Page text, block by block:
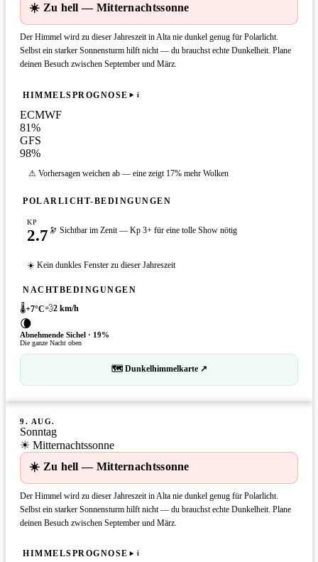
☀️ Zu hell — Mitternachtssonne
Der Himmel wird zu dieser Jahreszeit in Alta nie dunkel genug für Polarlicht.
Selbst ein starker Sonnensturm hilft nicht — du brauchst echte Dunkelheit. Plane
deinen Besuch zwischen September und März.
HIMMELSPROGNOSE i
ECMWF
81%
GFS
98%
⚠ Vorhersagen weichen ab — eine zeigt 17% mehr Wolken
POLARLICHT-BEDINGUNGEN
KP
2.7 🔭 Sichtbar im Zenit — Kp 3+ für eine tolle Show nötig
☀️ Kein dunkles Fenster zu dieser Jahreszeit
NACHTBEDINGUNGEN
🌡️+7°C💨2 km/h
🌘
Abnehmende Sichel · 19%
Die ganze Nacht oben
🗺 Dunkelhimmelkarte ↗
9. AUG.
Sonntag
☀ Mitternachtssonne
☀️ Zu hell — Mitternachtssonne
Der Himmel wird zu dieser Jahreszeit in Alta nie dunkel genug für Polarlicht.
Selbst ein starker Sonnensturm hilft nicht — du brauchst echte Dunkelheit. Plane
deinen Besuch zwischen September und März.
HIMMELSPROGNOSE i